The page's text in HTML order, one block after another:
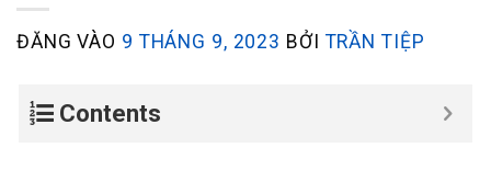
ĐĂNG VÀO 9 THÁNG 9, 2023 BỞI TRẦN TIỆP
Contents